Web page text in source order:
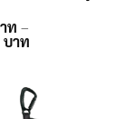
–
Price
through
1,650.00฿